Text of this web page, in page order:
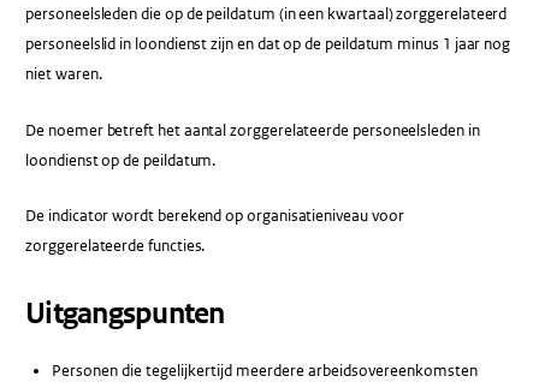
personeelsleden die op de peildatum (in een kwartaal) zorggerelateerd
personeelslid in loondienst zijn en dat op de peildatum minus 1 jaar nog
niet waren.
De noemer betreft het aantal zorggerelateerde personeelsleden in
loondienst op de peildatum.
De indicator wordt berekend op organisatieniveau voor
zorggerelateerde functies.
Uitgangspunten
Personen die tegelijkertijd meerdere arbeidsovereenkomsten